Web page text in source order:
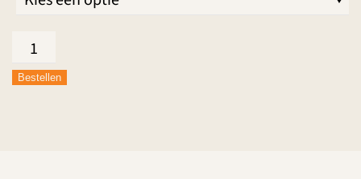
Broodje
Filet
Americain
Bestellen